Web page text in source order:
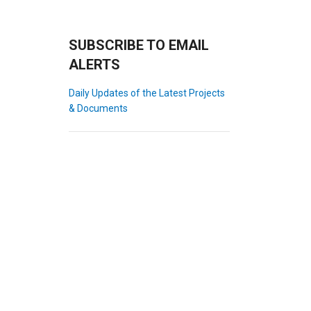
SUBSCRIBE TO EMAIL
ALERTS
Daily Updates of the Latest Projects
& Documents